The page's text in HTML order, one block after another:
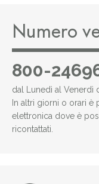
Numero
800-
dal Lunedì al Venerdì
In altri giorni o orari è
elettronica dove è
ricontattati.